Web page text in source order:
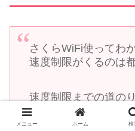
さくらWiFi使ってわ
速度制限がくるのは
速度制限までの道の
〜100ギガ付近 どん
100ギガ近辺 超不安
メニュー ホーム 検